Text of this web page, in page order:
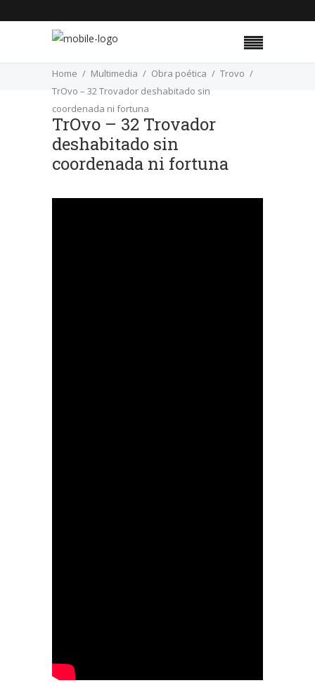
Home Multimedia Obra poética
Trovo
TrOvo – 32 Trovador deshabitado sin
coordenada ni fortuna
TrOvo – 32 Trovador
deshabitado sin
coordenada ni fortuna